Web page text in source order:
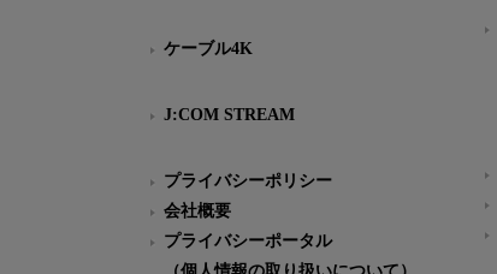
ケーブル4K
J:COM STREAM
プライバシーポリシー
会社概要
プライバシーポータル